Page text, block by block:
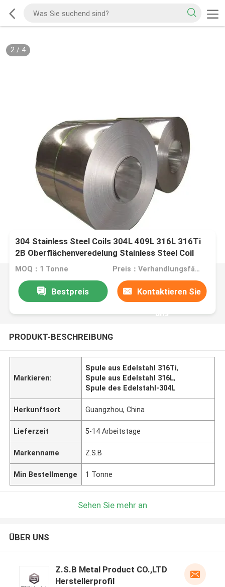
2/ 4
304 Stainless Steel Coils 304L 409L 316L 316Ti
2B Oberflächenveredelung Stainless Steel Coil
zum Schneiden Biegen Schweißen mit BA HL
MOQ：1 Tonne Preis：Verhandlungsfähig
Bestpreis Kontaktieren Sie
uns
PRODUKT-BESCHREIBUNG
Markieren:
Spule aus Edelstahl 316Ti,
Spule aus Edelstahl 316L,
Spule des Edelstahl-304L
Herkunftsort Guangzhou, China
Lieferzeit 5-14 Arbeitstage
Markenname Z.S.B
Min Bestellmenge 1 Tonne
Sehen Sie mehr an
ÜBER UNS
Z.S.B Metal Product CO.,LTD
Herstellerprofil